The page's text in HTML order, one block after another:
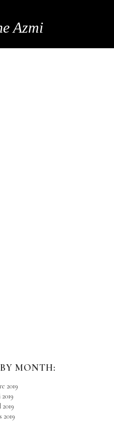
Azmi
MONTH:
2019
2019